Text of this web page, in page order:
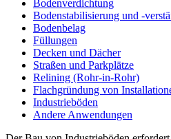
Bodenverdichtung
Bodenstabilisierung und -
Bodenbelag
Füllungen
Decken und Dächer
Straßen und Parkplätze
Relining (Rohr-in-Rohr)
Flachgründung von
Industrieböden
Andere Anwendungen